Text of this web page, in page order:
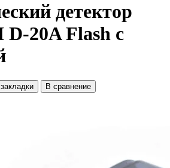
детектор
20A Flash с
В сравнение